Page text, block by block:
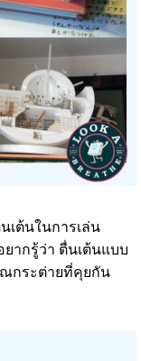
เต้นในการเล่น
ากรู้ว่า ตื่นเต้นแบบ
กระต่ายที่คุยกัน